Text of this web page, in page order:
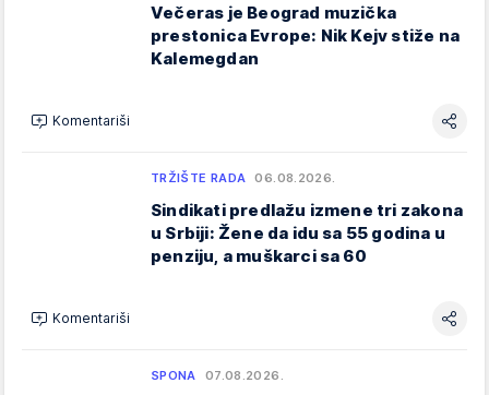
Večeras je Beograd muzička
prestonica Evrope: Nik Kejv stiže na
Kalemegdan
Komentariši
TRŽIŠTE RADA 06.08.2026.
Sindikati predlažu izmene tri zakona
u Srbiji: Žene da idu sa 55 godina u
penziju, a muškarci sa 60
Komentariši
SPONA 07.08.2026.